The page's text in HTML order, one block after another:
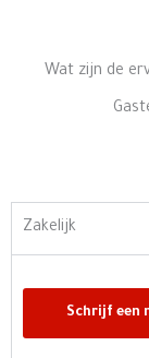
Wat zijn de
Zakelijk